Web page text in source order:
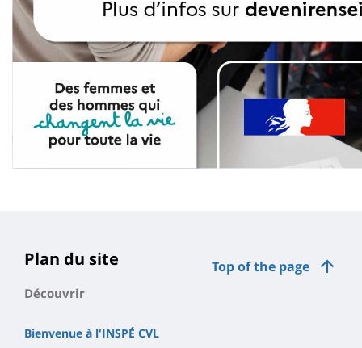
Top of the page
Plan du site
Découvrir
Bienvenue à l'INSPÉ CVL